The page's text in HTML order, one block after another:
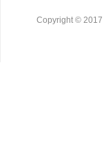
Copyright © 2017